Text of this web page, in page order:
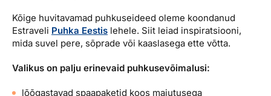
Kõige huvitavamad puhkuseideed oleme koondanud
Estraveli Puhka Eestis lehele. Siit leiad inspiratsiooni,
mida suvel pere, sõprade või kaaslasega ette võtta.
Valikus on palju erinevaid puhkusevõimalusi:
lõõgastavad spaapaketid koos majutusega